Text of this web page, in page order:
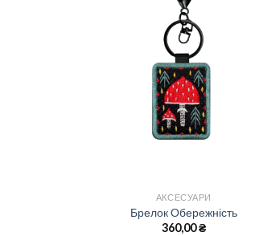
АКСЕСУАРИ
Брелок Обережність
360,00₴